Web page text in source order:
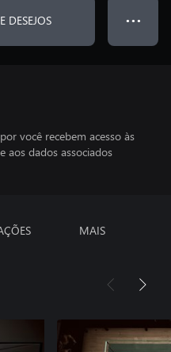
DESEJOS ● ● ●
você recebem acesso às
aos dados associados
MAIS